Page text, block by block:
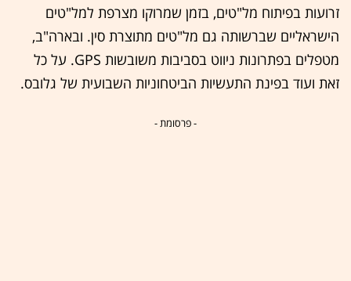
זרועות בפיתוח מל"טים, בזמן שמרוקו מצרפת למל"טים
הישראליים שברשותה גם מל"טים מתוצרת סין. ובארה"ב,
מטפלים בפתרונות ניווט בסביבות משובשות GPS. על כל
זאת ועוד בפינת התעשיות הביטחוניות השבועית של גלובס.
- פרסומת -